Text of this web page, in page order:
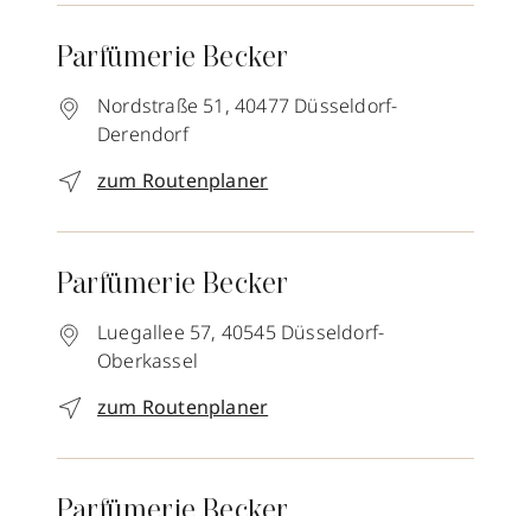
Parfümerie Becker
Nordstraße 51, 40477 Düsseldorf-
Derendorf
zum Routenplaner
Parfümerie Becker
Luegallee 57, 40545 Düsseldorf-
Oberkassel
zum Routenplaner